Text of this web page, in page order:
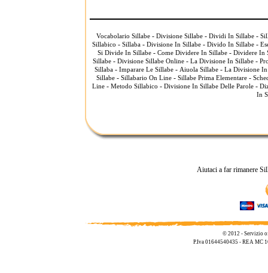
Vocabolario Sillabe- Divisione Sillabe- Dividi In Sillabe-
Sillabico - Sillaba- Divisione In Sillabe- Divido In Sillabe-
Si Divide In Sillabe- Come Dividere In Sillabe- Dividere In
Sillabe- Divisione Sillabe Online- La Divisione In Sillabe-
Sillaba- Imparare Le Sillabe- Aiuola Sillabe- La Divisione In
Sillabe- Sillabario On Line- Sillabe Prima Elementare-
Line - Metodo Sillabico - Divisione In Sillabe Delle Parole -
In
Aiutaci a far rimanere
© 2012 - Servizio
P.Iva 01644540435 - REA MC